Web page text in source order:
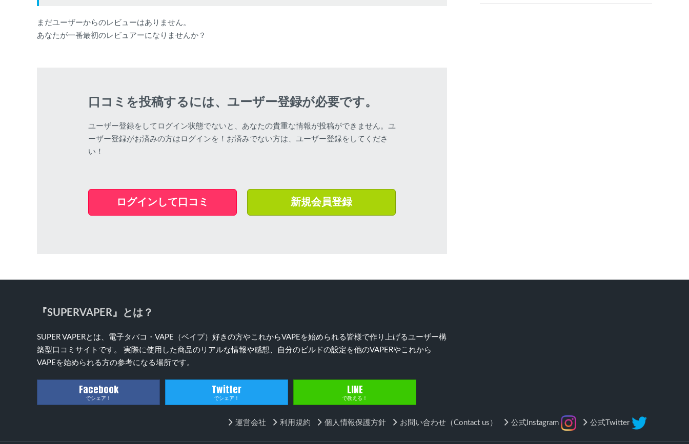
まだユーザーからのレビューはありません。
あなたが一番最初のレビュアーになりませんか？
口コミを投稿するには、ユーザー登録が必要です。
ユーザー登録をしてログイン状態でないと、あなたの貴重な情報が投稿ができません。ユ
ーザー登録がお済みの方はログインを！お済みでない方は、ユーザー登録をしてくださ
い！
ログインして口コミ 新規会員登録
『SUPERVAPER』とは？
SUPER VAPERとは、電子タバコ・VAPE（ベイプ）好きの方やこれからVAPEを始められる皆様で作り上げるユーザー構
築型口コミサイトです。 実際に使用した商品のリアルな情報や感想、自分のビルドの設定を他のVAPERやこれから
VAPEを始められる方の参考になる場所です。
Facebook
でシェア！
Twitter
でシェア！
LINE
で教える！
運営会社 利用規約 個人情報保護方針 お問い合わせ（Contact us） 公式Instagram 公式Twitter